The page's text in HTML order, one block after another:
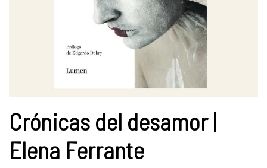
Crónicas del desamor |
Elena Ferrante